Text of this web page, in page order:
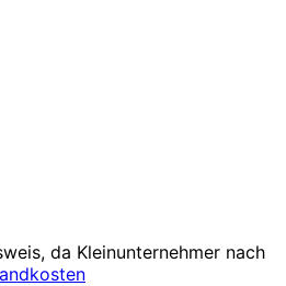
da Kleinunternehmer nach